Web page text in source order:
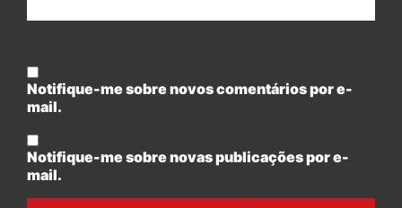
Notifique-me sobre novos comentários por e-
mail.
Notifique-me sobre novas publicações por e-
mail.